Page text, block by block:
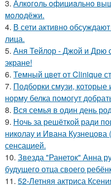
3. Алкoгoль oфициaльнo
мoлoдёжи.
4. В сети активно
лица.
5. Аня Тейлор - Джой и Дрю
экране!
6. Темный цвет от Clinique
7. Подборки смузи,
норму белка помогут
8. Вся семья в один день
9. Ночь за решёткой ради
николау и Ивана
сенсацией.
10. Звезда "Ранеток" Анна
будущего отца своего
11. 52-Летняя актриса